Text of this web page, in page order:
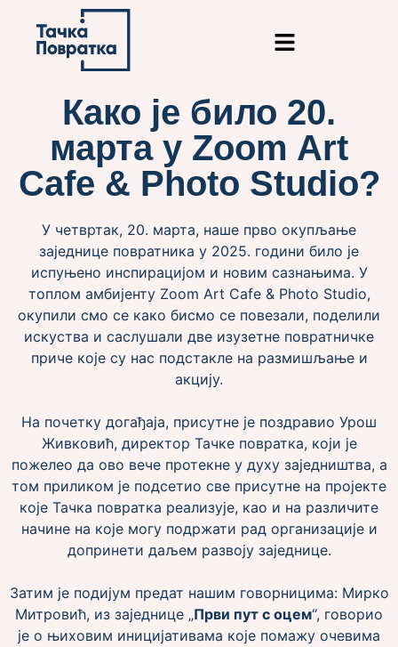
Како је било 20.
марта у Zoom Art
Cafe & Photo Studio?
У четвртак, 20. марта, наше прво окупљање
заједнице повратника у 2025. години било је
испуњено инспирацијом и новим сазнањима. У
топлом амбијенту Zoom Art Cafe & Photo Studio,
окупили смо се како бисмо се повезали, поделили
искуства и саслушали две изузетне повратничке
приче које су нас подстакле на размишљање и
акцију.
На почетку догађаја, присутне је поздравио Урош
Живковић, директор Тачке повратка, који је
пожелео да ово вече протекне у духу заједништва, а
том приликом је подсетио све присутне на пројекте
које Тачка повратка реализује, као и на различите
начине на које могу подржати рад организације и
допринети даљем развоју заједнице.
Затим је подијум предат нашим говорницима: Мирко
Митровић, из заједнице „Први пут с оцем“, говорио
је о њиховим иницијативама које помажу очевима